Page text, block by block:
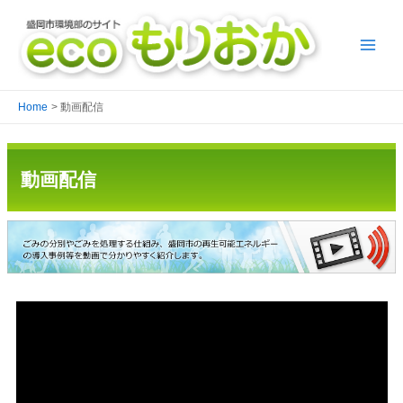
Home 動画配信
動画配信